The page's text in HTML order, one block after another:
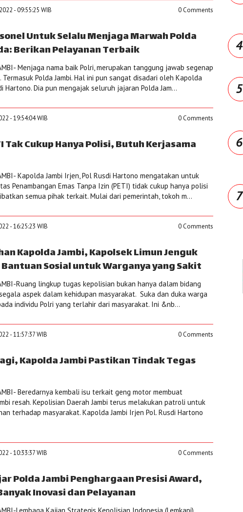
- 09:55:25 WIB 0 Comments
Untuk Selalu Menjaga Marwah Polda
Berikan Pelayanan Terbaik
Menjaga nama baik Polri, merupakan tanggung jawab segenap
Polda Jambi. Hal ini pun sangat disadari oleh Kapolda
Hartono. Dia pun mengajak seluruh jajaran Polda Jam...
- 19:54:04 WIB 0 Comments
Tak Cukup Hanya Polisi, Butuh Kerjasama
Kapolda Jambi Irjen, Pol Rusdi Hartono mengatakan untuk
Penambangan Emas Tanpa Izin (PETI) tidak cukup hanya polisi
semua pihak terkait. Mulai dari pemerintah, tokoh m...
- 16:25:23 WIB 0 Comments
Kapolda Jambi, Kapolsek Limun Jenguk
Sosial untuk Warganya yang Sakit
Ruang lingkup tugas kepolisian bukan hanya dalam bidang
aspek dalam kehidupan masyarakat. Suka dan duka warga
individu Polri yang terlahir dari masyarakat. Ini &nb...
- 11:57:37 WIB 0 Comments
Kapolda Jambi Pastikan Tindak Tegas
Beredarnya kembali isu terkait geng motor membuat
resah. Kepolisian Daerah Jambi terus melakukan patroli untuk
terhadap masyarakat. Kapolda Jambi Irjen Pol. Rusdi Hartono
- 10:33:37 WIB 0 Comments
Polda Jambi Penghargaan Presisi Award,
Inovasi dan Pelayanan
4
5
6
7